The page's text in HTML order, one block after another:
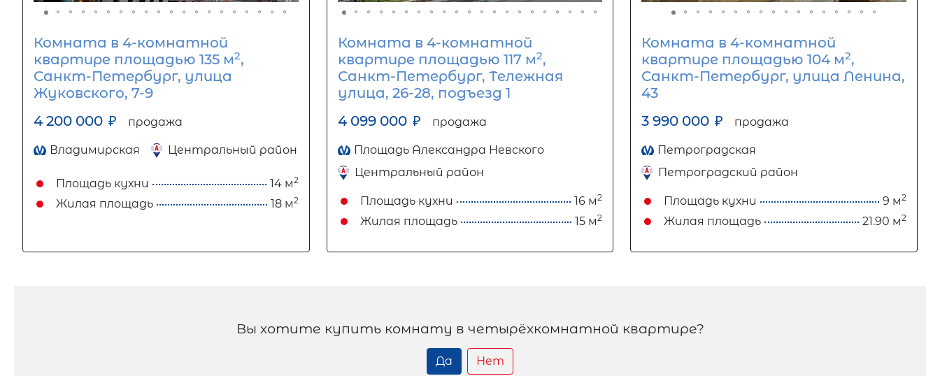
Комната в 4-комнатной
квартире площадью 135 м2,
Санкт-Петербург, улица
Жуковского, 7-9
4 200 000 ₽ продажа
Владимирская Центральный район
Площадь кухни 14 м2
Жилая площадь 18 м2
Комната в 4-комнатной
квартире площадью 117 м2,
Санкт-Петербург, Тележная
улица, 26-28, подъезд 1
4 099 000 ₽ продажа
Площадь Александра Невского
Центральный район
Площадь кухни 16 м2
Жилая площадь 15 м2
Комната в 4-комнатной
квартире площадью 104 м2,
Санкт-Петербург, улица Ленина,
43
3 990 000 ₽ продажа
Петроградская
Петроградский район
Площадь кухни 9 м2
Жилая площадь 21.90 м2
Вы хотите купить комнату в четырёхкомнатной квартире?
Да Нет